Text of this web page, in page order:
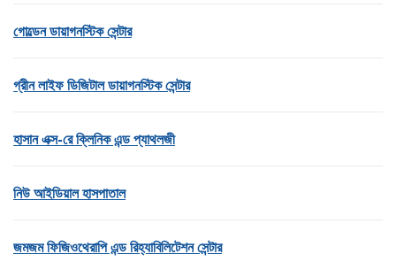
গোল্ডেন ডায়াগনস্টিক সেন্টার
গ্রীন লাইফ ডিজিটাল ডায়াগনস্টিক সেন্টার
হাসান এক্স-রে ক্লিনিক এন্ড প্যাথলজী
নিউ আইডিয়াল হাসপাতাল
জমজম ফিজিওথেরাপি এন্ড রিহ্যাবিলিটেশন সেন্টার